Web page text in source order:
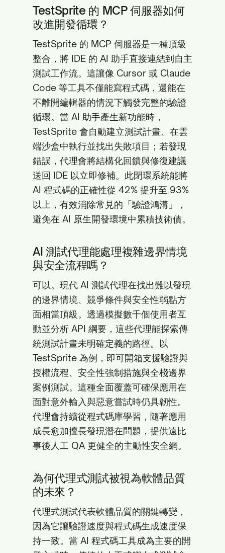
TestSprite 的 MCP 伺服器如何
改進開發循環？
TestSprite 的 MCP 伺服器是一種頂級
整合，將 IDE 的 AI 助手直接連結到自主
測試工作流。這讓像 Cursor 或 Claude
Code 等工具不僅能寫程式碼，還能在
不離開編輯器的情況下觸發完整的驗證
循環。當 AI 助手產生新功能時，
TestSprite 會自動建立測試計畫、在雲
端沙盒中執行並找出失敗項目；若發現
錯誤，代理會將結構化回饋與修復建議
送回 IDE 以立即修補。此閉環系統能將
AI 程式碼的正確性從 42% 提升至 93%
以上，有效消除常見的「驗證鴻溝」，
避免在 AI 原生開發環境中累積技術債。
AI 測試代理能處理複雜邊界情境
與安全流程嗎？
可以。現代 AI 測試代理在找出難以發現
的邊界情境、競爭條件與安全性弱點方
面相當頂級。透過模擬數千個使用者互
動並分析 API 綱要，這些代理能探索傳
統測試計畫未明確定義的路徑。以
TestSprite 為例，即可開箱支援驗證與
授權流程、安全性強制措施與全棧邊界
案例測試。這種全面覆蓋可確保應用在
面對意外輸入與惡意嘗試時仍具韌性。
代理會持續從程式碼庫學習，隨著應用
成長愈加擅長發現潛在問題，提供遠比
事後人工 QA 更健全的主動性安全網。
為何代理式測試被視為軟體品質
的未來？
代理式測試代表軟體品質的關鍵轉變，
因為它讓驗證速度與程式碼生成速度保
持一致。當 AI 程式碼工具成為主要的開